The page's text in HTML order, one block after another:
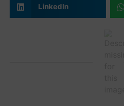
LinkedIn